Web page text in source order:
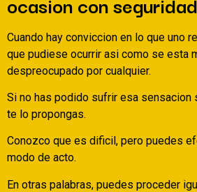
Cuando hay conviccion en lo que uno
que pudiese ocurrir asi­ como se esta
despreocupado por cualquier.
Si no has podido sufrir esa sensacion
te lo propongas.
Conozco que es dificil, pero puedes
modo de acto.
En otras palabras, puedes proceder